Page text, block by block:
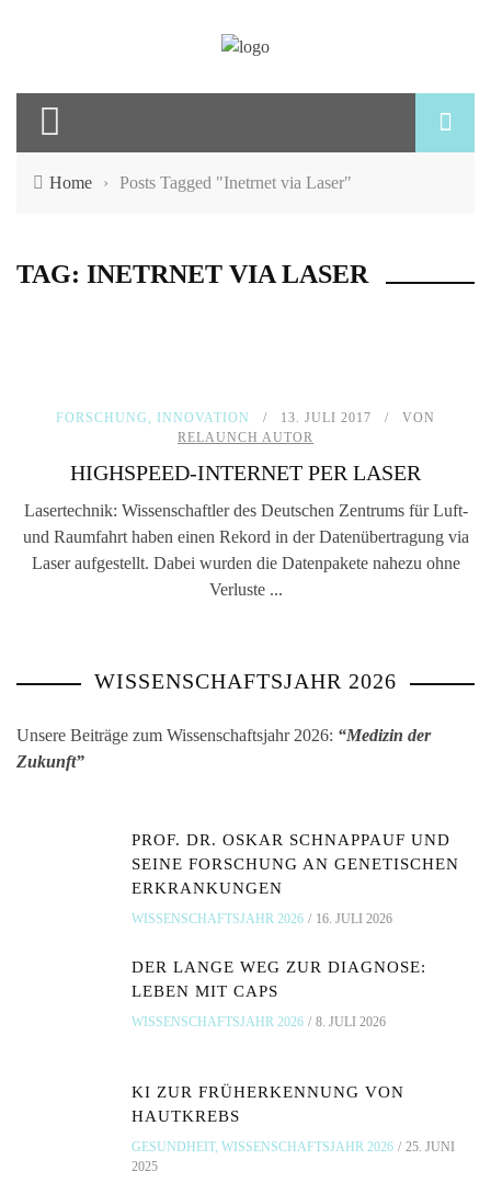
Home › Posts Tagged "Inetrnet via Laser"
TAG: INETRNET VIA LASER
FORSCHUNG , INNOVATION 13. JULI 2017
VON
RELAUNCH AUTOR
HIGHSPEED-INTERNET PER LASER
Lasertechnik: Wissenschaftler des Deutschen Zentrums für Luft-
und Raumfahrt haben einen Rekord in der Datenübertragung via
Laser aufgestellt. Dabei wurden die Datenpakete nahezu ohne
Verluste ...
WISSENSCHAFTSJAHR 2026
Unsere Beiträge zum Wissenschaftsjahr 2026: “Medizin der
Zukunft”
PROF. DR. OSKAR SCHNAPPAUF UND
SEINE FORSCHUNG AN GENETISCHEN
ERKRANKUNGEN
WISSENSCHAFTSJAHR 2026 16. JULI 2026
DER LANGE WEG ZUR DIAGNOSE:
LEBEN MIT CAPS
WISSENSCHAFTSJAHR 2026 8. JULI 2026
KI ZUR FRÜHERKENNUNG VON
HAUTKREBS
GESUNDHEIT, WISSENSCHAFTSJAHR 2026
25. JUNI
2025